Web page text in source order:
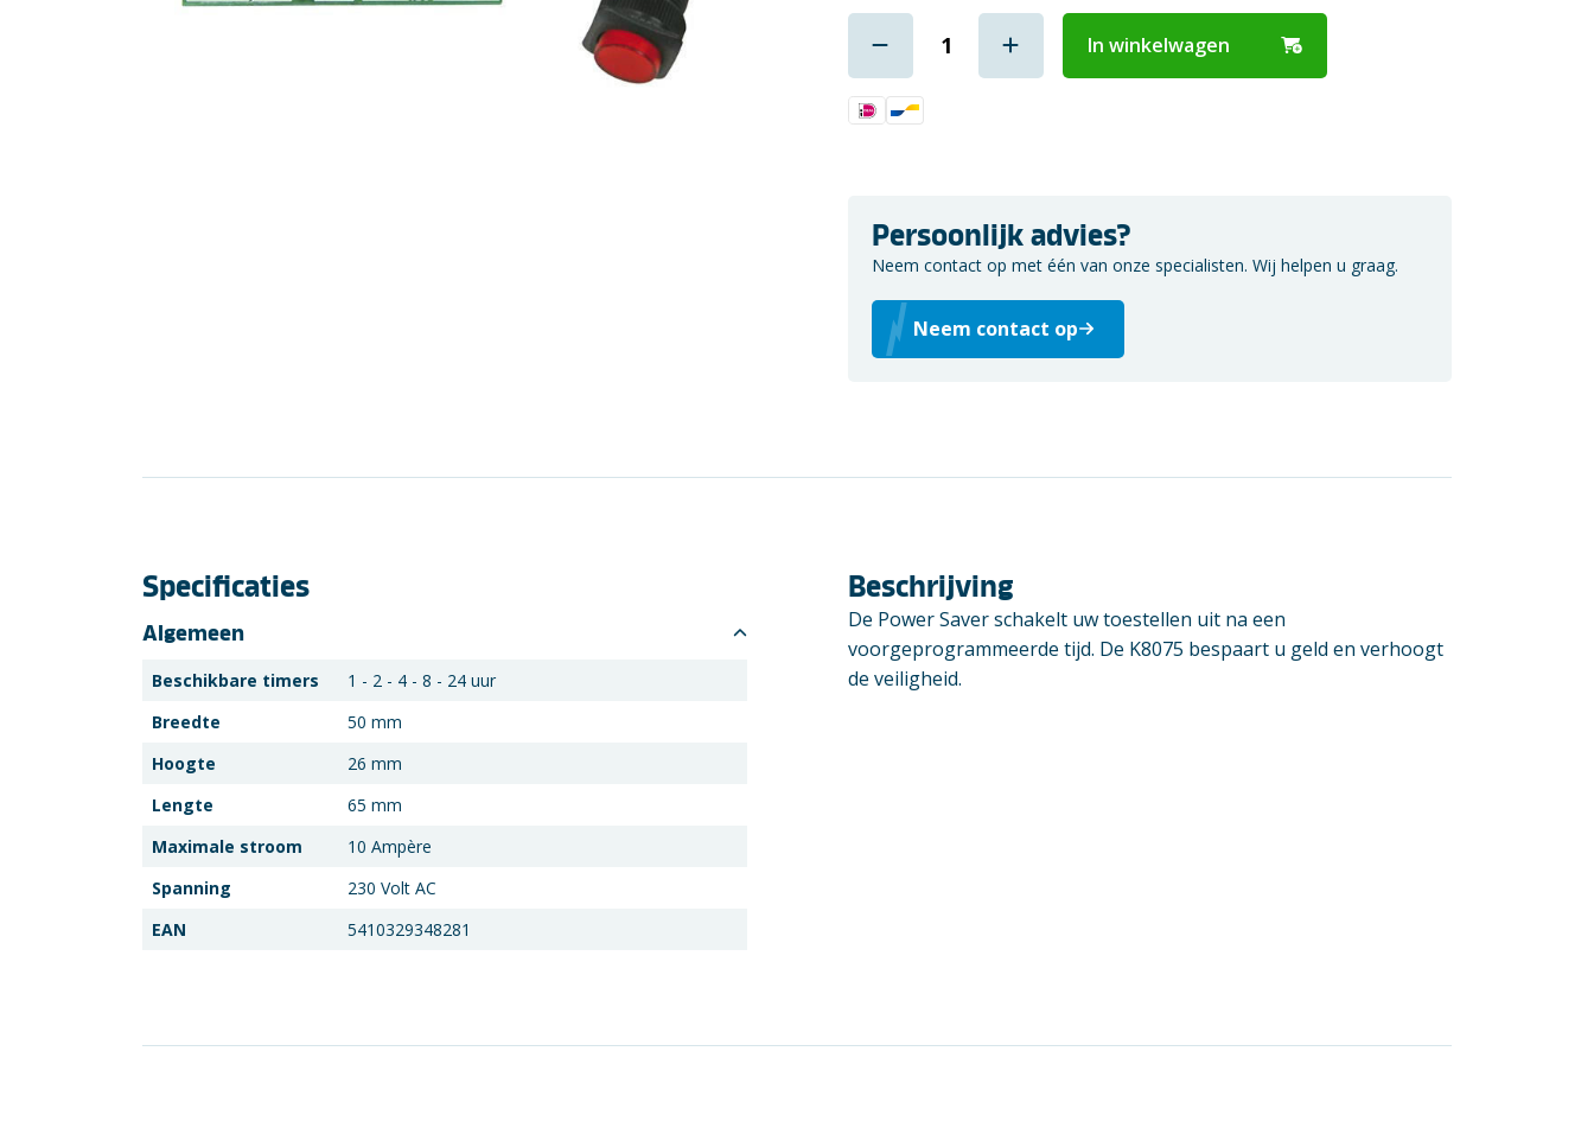
In winkelwagen
Persoonlijk advies?
Neem contact op met één van onze specialisten. Wij helpen u graag.
Neem contact op
Specificaties
Algemeen
Beschikbare timers
1 - 2 - 4 - 8 - 24 uur
Breedte
50 mm
Hoogte
26 mm
Lengte
65 mm
Maximale stroom
10 Ampère
Spanning
230 Volt AC
EAN
5410329348281
Beschrijving
De Power Saver schakelt uw toestellen uit na een
voorgeprogrammeerde tijd. De K8075 bespaart u geld en verhoogt
de veiligheid.